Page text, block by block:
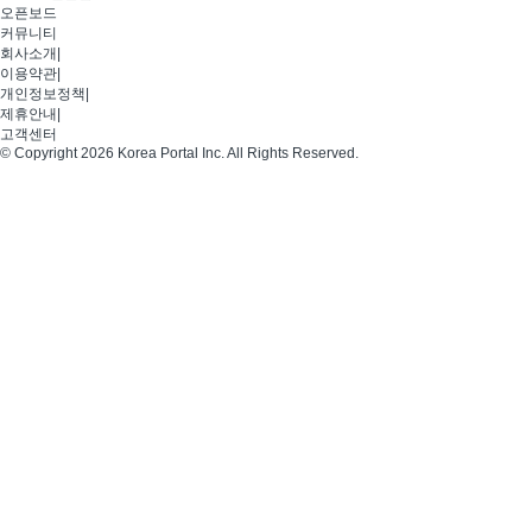
오픈보드
커뮤니티
회사소개
이용약관
개인정보정책
제휴안내
고객센터
© Copyright 2026 Korea Portal Inc. All Rights Reserved.